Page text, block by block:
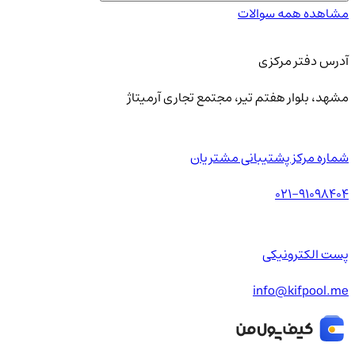
مشاهده همه سوالات
آدرس دفتر مرکزی
مشهد، بلوار هفتم تیر، مجتمع تجاری آرمیتاژ
شماره مرکز پشتیبانی مشتریان
021-91098404
پست الکترونیکی
info@kifpool.me